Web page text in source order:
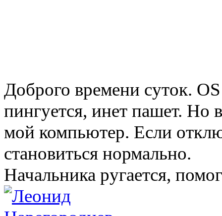
Доброго времени суток.
пингуется, инет пашет. Но
мой компьютер. Если
становиться нормально.
Начальника ругается,